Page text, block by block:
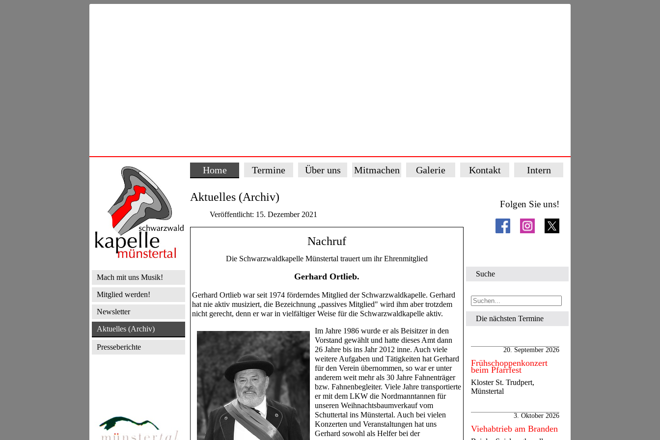
Mach mit uns Musik!
Mitglied werden!
Newsletter
Aktuelles (Archiv)
Presseberichte
Home Termine Über uns Mitmachen Galerie Kontakt Intern
Aktuelles (Archiv)
Veröffentlicht: 15. Dezember 2021
Nachruf
Die Schwarzwaldkapelle Münstertal trauert um ihr Ehrenmitglied
Gerhard Ortlieb.
Gerhard Ortlieb war seit 1974 förderndes Mitglied der Schwarzwaldkapelle. Gerhard
hat nie aktiv musiziert, die Bezeichnung „passives Mitglied" wird ihm aber trotzdem
nicht gerecht, denn er war in vielfältiger Weise für die Schwarzwaldkapelle aktiv.
Im Jahre 1986 wurde er als Beisitzer in den
Vorstand gewählt und hatte dieses Amt dann
26 Jahre bis ins Jahr 2012 inne. Auch viele
weitere Aufgaben und Tätigkeiten hat Gerhard
für den Verein übernommen, so war er unter
anderem weit mehr als 30 Jahre Fahnenträger
bzw. Fahnenbegleiter. Viele Jahre transportierte
er mit dem LKW die Nordmanntannen für
unseren Weihnachtsbaumverkauf vom
Schuttertal ins Münstertal. Auch bei vielen
Konzerten und Veranstaltungen hat uns
Gerhard sowohl als Helfer bei der
Folgen Sie uns!
Suche
Die nächsten Termine
20. September 2026
Frühschoppenkonzert
beim Pfarrfest
Kloster St. Trudpert,
Münstertal
3. Oktober 2026
Viehabtrieb am Branden